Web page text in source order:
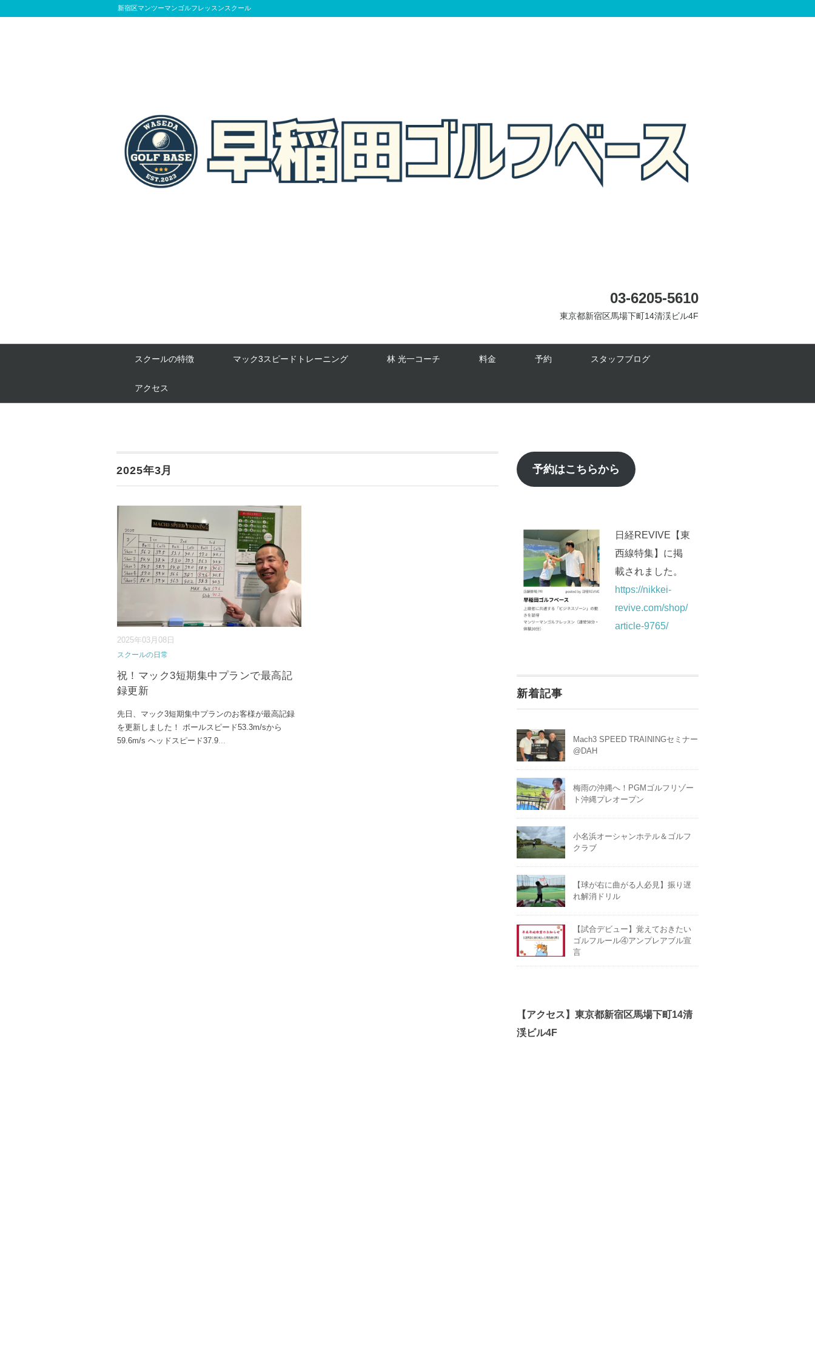
新宿区マンツーマンゴルフレッスンスクール
03-6205-5610
東京都新宿区馬場下町14清渓ビル4F
スクールの特徴 マック3スピードトレーニング 林 光一コーチ 料金 予約 スタッフブログ
アクセス
2025年3月
2025年03月08日
スクールの日常
祝！マック3短期集中プランで最高記
録更新
先日、マック3短期集中プランのお客様が最高記録
を更新しました！ ボールスピード53.3m/sから
59.6m/s ヘッドスピード37.9...
予約はこちらから
日経REVIVE【東
西線特集】に掲
載されました。
https://nikkei-
revive.com/shop/
article-9765/
新着記事
Mach3 SPEED TRAININGセミナー
@DAH
梅雨の沖縄へ！PGMゴルフリゾー
ト沖縄プレオープン
小名浜オーシャンホテル＆ゴルフ
クラブ
【球が右に曲がる人必見】振り遅
れ解消ドリル
【試合デビュー】覚えておきたい
ゴルフルール④アンプレアブル宣
言
【アクセス】東京都新宿区馬場下町14清
渓ビル4F